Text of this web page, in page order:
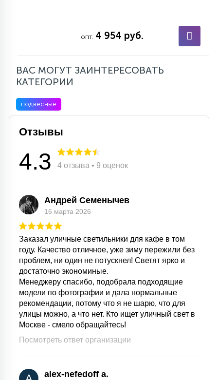
опт. 4 954 руб.
ВАС МОГУТ ЗАИНТЕРЕСОВАТЬ
КАТЕГОРИИ
подвесные
Отзывы
4.3 4 отзыва • 9 оценок
Андрей Семенычев
16 марта 2026
Заказал уличные светильники для кафе в том
году. Качество отличное, уже зиму пережили без
проблем, ни один не потускнел! Светят ярко и
достаточно экономиные.
Менеджеру спасибо, подобрала подходящие
модели по фотографии и дала нормальные
рекомендации, потому что я не шарю, что для
улицы можно, а что нет. Кто ищет уличный свет в
Москве - смело обращайтесь!
Посмотреть ответ организации
alex-nefedoff a.